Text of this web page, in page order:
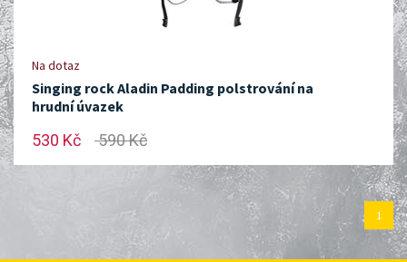
Na dotaz
Singing rock Aladin Padding polstrování na
hrudní úvazek
530 Kč 590 Kč
1